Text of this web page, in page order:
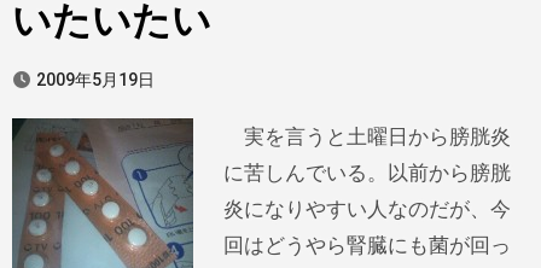
いたいたい
2009年5月19日
実を言うと土曜日から膀胱炎
に苦しんでいる。以前から膀胱
炎になりやすい人なのだが、今
回はどうやら腎臓にも菌が回っ